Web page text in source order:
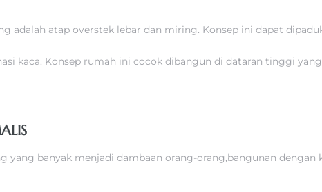
adalah atap overstek lebar dan miring. Konsep ini dapat
kaca. Konsep rumah ini cocok dibangun di dataran tinggi
yang banyak menjadi dambaan orang-orang,bangunan